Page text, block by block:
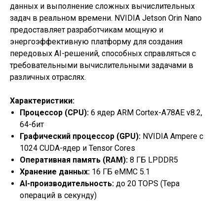
данных и выполнение сложных вычислительных
задач в реальном времени. NVIDIA Jetson Orin Nano
предоставляет разработчикам мощную и
энергоэффективную платформу для создания
передовых AI-решений, способных справляться с
требовательными вычислительными задачами в
различных отраслях.
Характеристики:
Процессор (CPU): 6 ядер ARM Cortex-A78AE v8.2,
64-бит
Графический процессор (GPU): NVIDIA Ampere с
1024 CUDA-ядер и Tensor Cores
Оперативная память (RAM): 8 ГБ LPDDR5
Хранение данных: 16 ГБ eMMC 5.1
AI-производительность: до 20 TOPS (Тера
операций в секунду)